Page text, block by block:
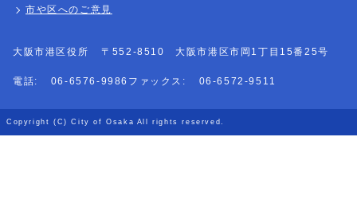
市や区へのご意見
大阪市港区役所 〒552-8510 大阪市港区市岡1丁目15番25号
電話: 06-6576-9986 ファックス: 06-6572-9511
Copyright (C) City of Osaka All rights reserved.